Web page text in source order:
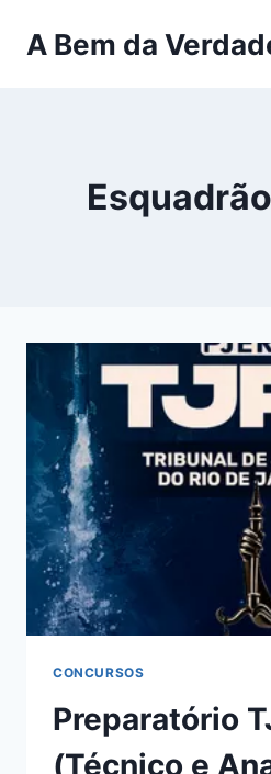
paraA Bem da
CONCURSOS
Preparatório
(Técnico e